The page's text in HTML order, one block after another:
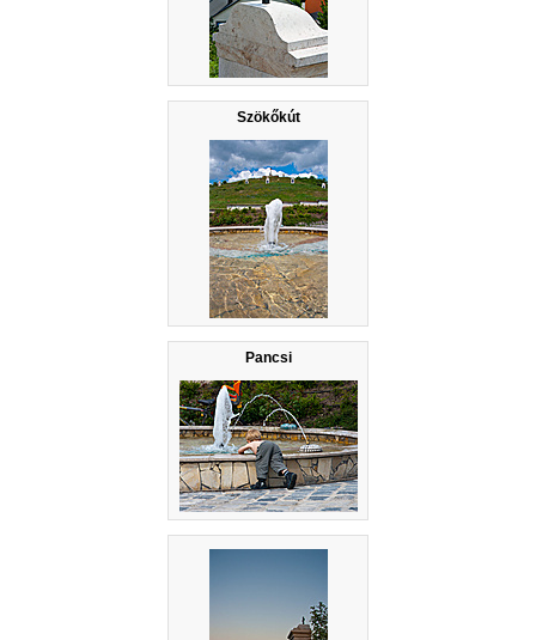
Szökőkút
Pancsi